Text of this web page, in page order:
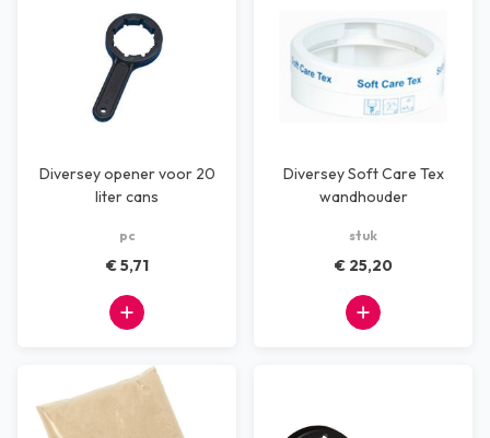
Diversey opener voor 20
liter cans
pc
€ 5,71
Diversey Soft Care Tex
wandhouder
stuk
€ 25,20